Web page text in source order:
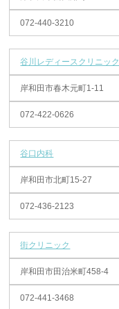
072-440-3210
谷川レディースクリニック
岸和田市春木元町1-11
072-422-0626
谷口内科
岸和田市北町15-27
072-436-2123
街クリニック
岸和田市田治米町458-4
072-441-3468